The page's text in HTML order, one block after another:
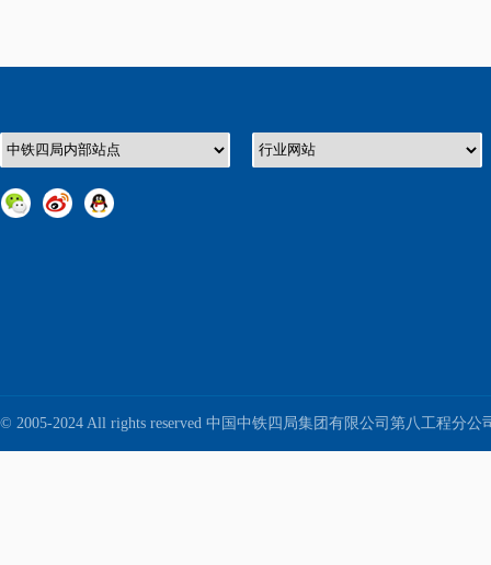
© 2005-2024 All rights reserved 中国中铁四局集团有限公司第八工程分